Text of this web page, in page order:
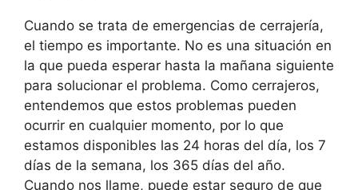
Cuando se trata de emergencias de cerrajería,
el tiempo es importante. No es una situación en
la que pueda esperar hasta la mañana siguiente
para solucionar el problema. Como cerrajeros,
entendemos que estos problemas pueden
ocurrir en cualquier momento, por lo que
estamos disponibles las 24 horas del día, los 7
días de la semana, los 365 días del año.
Cuando nos llame, puede estar seguro de que